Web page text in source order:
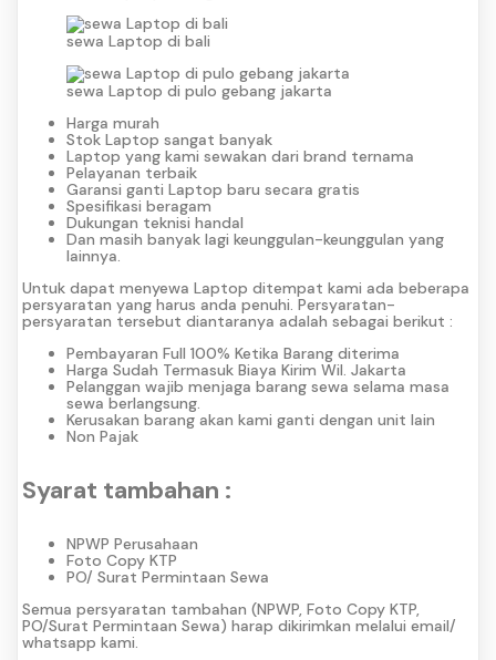
sewa Laptop di bali
sewa Laptop di pulo gebang jakarta
Harga murah
Stok Laptop sangat banyak
Laptop yang kami sewakan dari brand ternama
Pelayanan terbaik
Garansi ganti Laptop baru secara gratis
Spesifikasi beragam
Dukungan teknisi handal
Dan masih banyak lagi keunggulan-keunggulan yang
lainnya.
Untuk dapat menyewa Laptop ditempat kami ada beberapa
persyaratan yang harus anda penuhi. Persyaratan-
persyaratan tersebut diantaranya adalah sebagai berikut :
Pembayaran Full 100% Ketika Barang diterima
Harga Sudah Termasuk Biaya Kirim Wil. Jakarta
Pelanggan wajib menjaga barang sewa selama masa
sewa berlangsung.
Kerusakan barang akan kami ganti dengan unit lain
Non Pajak
Syarat tambahan :
NPWP Perusahaan
Foto Copy KTP
PO/ Surat Permintaan Sewa
Semua persyaratan tambahan (NPWP, Foto Copy KTP,
PO/Surat Permintaan Sewa) harap dikirimkan melalui email/
whatsapp kami.